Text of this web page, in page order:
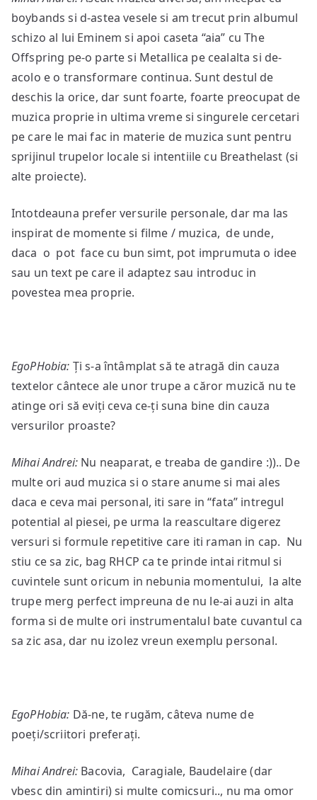
boybands si d-astea vesele si am trecut prin albumul
schizo al lui Eminem si apoi caseta “aia” cu The
Offspring pe-o parte si Metallica pe cealalta si de-
acolo e o transformare continua. Sunt destul de
deschis la orice, dar sunt foarte, foarte preocupat de
muzica proprie in ultima vreme si singurele cercetari
pe care le mai fac in materie de muzica sunt pentru
sprijinul trupelor locale si intentiile cu Breathelast (si
alte proiecte).
Intotdeauna prefer versurile personale, dar ma las
inspirat de momente si filme / muzica, de unde,
daca o pot face cu bun simt, pot imprumuta o idee
sau un text pe care il adaptez sau introduc in
povestea mea proprie.
EgoPHobia: Ți s-a întâmplat să te atragă din cauza
textelor cântece ale unor trupe a căror muzică nu te
atinge ori să eviți ceva ce-ți suna bine din cauza
versurilor proaste?
Mihai Andrei: Nu neaparat, e treaba de gandire :)).. De
multe ori aud muzica si o stare anume si mai ales
daca e ceva mai personal, iti sare in “fata” intregul
potential al piesei, pe urma la reascultare digerez
versuri si formule repetitive care iti raman in cap. Nu
stiu ce sa zic, bag RHCP ca te prinde intai ritmul si
cuvintele sunt oricum in nebunia momentului, la alte
trupe merg perfect impreuna de nu le-ai auzi in alta
forma si de multe ori instrumentalul bate cuvantul ca
sa zic asa, dar nu izolez vreun exemplu personal.
EgoPHobia: Dă-ne, te rugăm, câteva nume de
poeți/scriitori preferați.
Mihai Andrei: Bacovia, Caragiale, Baudelaire (dar
vbesc din amintiri) si multe comicsuri.., nu ma omor